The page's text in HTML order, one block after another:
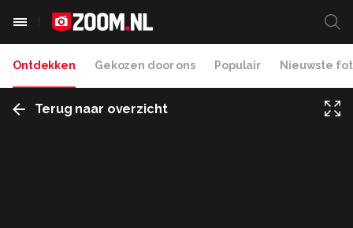
Ontdekken Gekozen door ons Populair Nieuwste
Terug naar overzicht